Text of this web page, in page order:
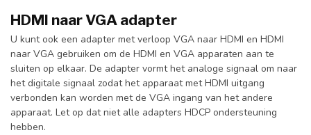
HDMI naar VGA adapter
U kunt ook een adapter met verloop VGA naar HDMI en HDMI
naar VGA gebruiken om de HDMI en VGA apparaten aan te
sluiten op elkaar. De adapter vormt het analoge signaal om naar
het digitale signaal zodat het apparaat met HDMI uitgang
verbonden kan worden met de VGA ingang van het andere
apparaat. Let op dat niet alle adapters HDCP ondersteuning
hebben.